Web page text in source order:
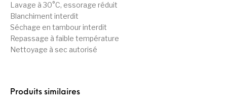
Lavage à 30°C, essorage réduit
Blanchiment interdit
Séchage en tambour interdit
Repassage à faible température
Nettoyage à sec autorisé
Produits similaires